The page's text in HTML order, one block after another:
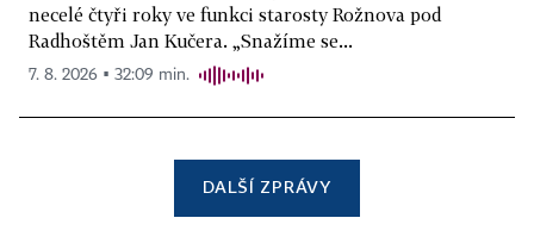
necelé čtyři roky ve funkci starosty Rožnova pod
Radhoštěm Jan Kučera. „Snažíme se...
7. 8. 2026 ▪ 32:09 min.
DALŠÍ ZPRÁVY